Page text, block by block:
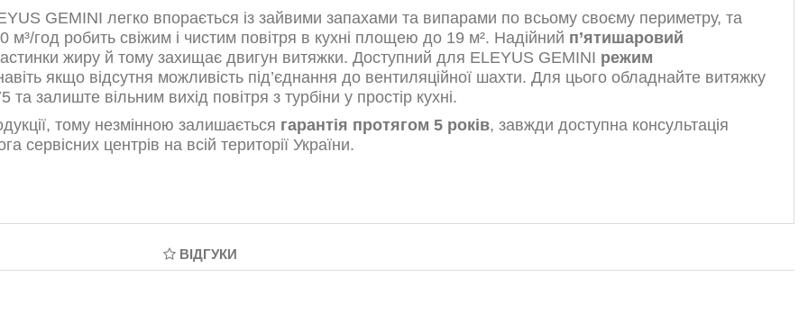
GEMINI легко впорається із зайвими запахами та випарами по всьому своєму периметру, та
м³/год робить свіжим і чистим повітря в кухні площею до 19 м². Надійний п’ятишаровий
жиру й тому захищає двигун витяжки. Доступний для ELEYUS GEMINI режим
якщо відсутня можливість під’єднання до вентиляційної шахти. Для цього обладнайте витяжку
залиште вільним вихід повітря з турбіни у простір кухні.
тому незмінною залишається гарантія протягом 5 років, завжди доступна консультація
сервісних центрів на всій території України.
ВІДГУКИ